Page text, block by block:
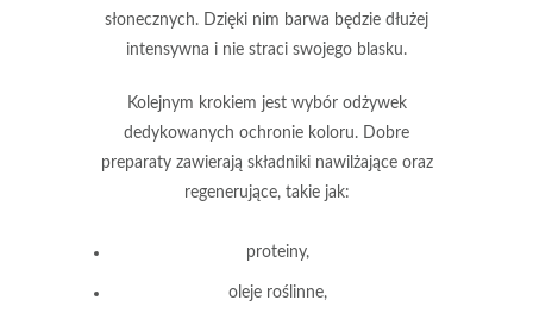
słonecznych. Dzięki nim barwa będzie dłużej
intensywna i nie straci swojego blasku.
Kolejnym krokiem jest wybór odżywek
dedykowanych ochronie koloru. Dobre
preparaty zawierają składniki nawilżające oraz
regenerujące, takie jak:
proteiny,
oleje roślinne,